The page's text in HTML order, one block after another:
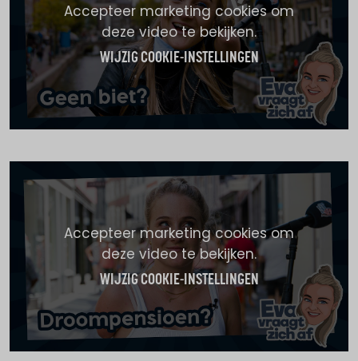
Accepteer marketing cookies om
deze video te bekijken.
WIJZIG COOKIE-INSTELLINGEN
Accepteer marketing cookies om
deze video te bekijken.
WIJZIG COOKIE-INSTELLINGEN